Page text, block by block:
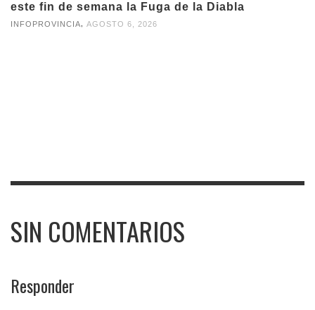
este fin de semana la Fuga de la Diabla
INFOPROVINCIA AGOSTO 6, 2026
SIN COMENTARIOS
Responder